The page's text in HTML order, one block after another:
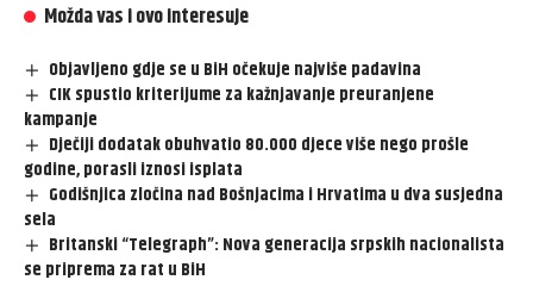
Možda vas i ovo interesuje
Objavljeno gdje se u BiH očekuje najviše padavina
CIK spustio kriterijume za kažnjavanje preuranjene
kampanje
Dječiji dodatak obuhvatio 80.000 djece više nego prošle
godine, porasli iznosi isplata
Godišnjica zločina nad Bošnjacima i Hrvatima u dva susjedna
sela
Britanski “Telegraph”: Nova generacija srpskih nacionalista
se priprema za rat u BiH